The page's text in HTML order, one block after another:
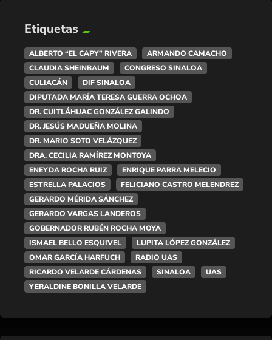
Etiquetas
ALBERTO “EL CAPY” RIVERA
ARMANDO CAMACHO
CLAUDIA SHEINBAUM
CONGRESO SINALOA
CULIACÁN
DIF SINALOA
DIPUTADA MARÍA TERESA GUERRA OCHOA
DR. CUITLÁHUAC GONZÁLEZ GALINDO
DR. JESÚS MADUEÑA MOLINA
DR. MARIO SOTO VELÁZQUEZ
DRA. CECILIA RAMÍREZ MONTOYA
ENEYDA ROCHA RUIZ
ENRIQUE PARRA MELECIO
ESTRELLA PALACIOS
FELICIANO CASTRO MELENDREZ
GERARDO MÉRIDA SÁNCHEZ
GERARDO VARGAS LANDEROS
GOBERNADOR RUBÉN ROCHA MOYA
ISMAEL BELLO ESQUIVEL
LUPITA LÓPEZ GONZÁLEZ
OMAR GARCÍA HARFUCH
RADIO UAS
RICARDO VELARDE CÁRDENAS
SINALOA
UAS
YERALDINE BONILLA VELARDE